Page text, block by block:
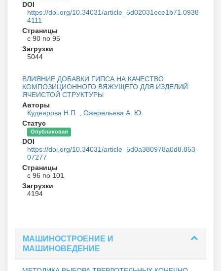
DOI
https://doi.org/10.34031/article_5d02031ece1b71.0938
4111
Страницы
с 90 по 95
Загрузки
5044
ВЛИЯНИЕ ДОБАВКИ ГИПСА НА КАЧЕСТВО
КОМПОЗИЦИОННОГО ВЯЖУЩЕГО ДЛЯ ИЗДЕЛИЙ
ЯЧЕИСТОЙ СТРУКТУРЫ
Авторы
Кудеярова Н.П. , Ожерельева А. Ю.
Статус
Опубликован
DOI
https://doi.org/10.34031/article_5d0a380978a0d8.853
07277
Страницы
с 96 по 101
Загрузки
4194
МАШИНОСТРОЕНИЕ И
МАШИНОВЕДЕНИЕ